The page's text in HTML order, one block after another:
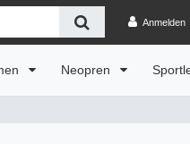
Anmelden
Neopren